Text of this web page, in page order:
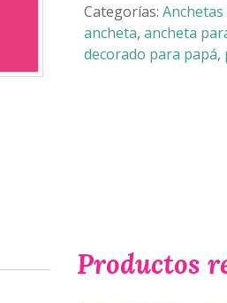
PAPÁ
cantidad
Categorías:
ancheta, ancheta
decorado para papá,
Productos